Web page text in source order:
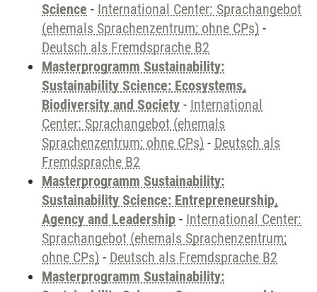
Science - International Center: Sprachangebot
(ehemals Sprachenzentrum; ohne CPs) -
Deutsch als Fremdsprache B2
Masterprogramm Sustainability:
Sustainability Science: Ecosystems,
Biodiversity and Society - International
Center: Sprachangebot (ehemals
Sprachenzentrum; ohne CPs) - Deutsch als
Fremdsprache B2
Masterprogramm Sustainability:
Sustainability Science: Entrepreneurship,
Agency and Leadership - International Center:
Sprachangebot (ehemals Sprachenzentrum;
ohne CPs) - Deutsch als Fremdsprache B2
Masterprogramm Sustainability: